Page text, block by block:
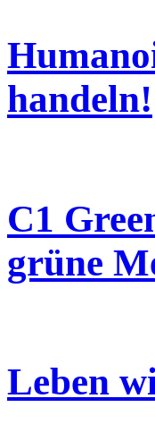
handeln!
C1
grüne
Leben